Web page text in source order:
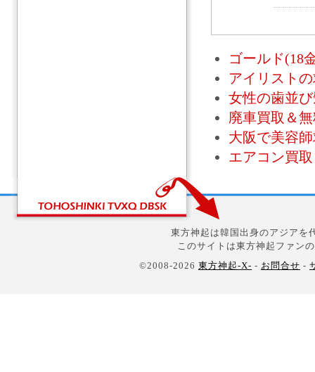
ゴールド(18
アイリスト
女性の歯並
廃車買取＆
大阪で美容
エアコン買
東方神起は韓国出身のアジアを
このサイトは東方神起ファン
©2008-2026 東方神起-X- - お問合せ -